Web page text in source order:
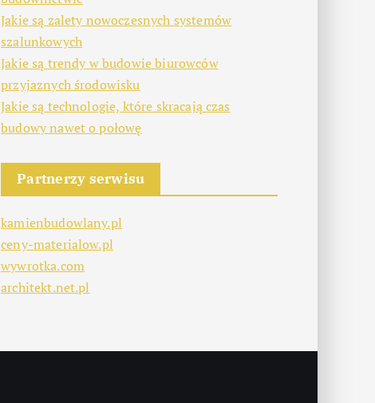
Jakie są zalety nowoczesnych systemów
szalunkowych
Jakie są trendy w budowie biurowców
przyjaznych środowisku
Jakie są technologie, które skracają czas
budowy nawet o połowę
Partnerzy serwisu
kamienbudowlany.pl
ceny-materialow.pl
wywrotka.com
architekt.net.pl